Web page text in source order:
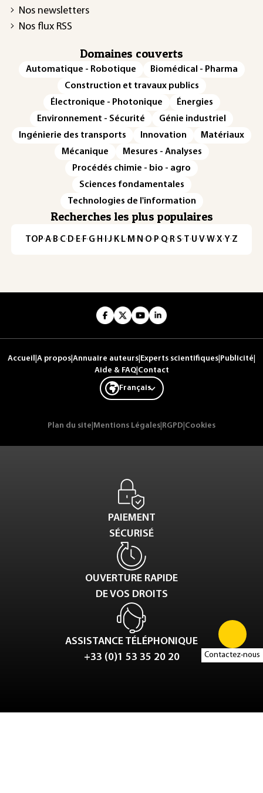
Contactez-nous
Nos newsletters
Nos flux RSS
Domaines couverts
Automatique - Robotique
Biomédical - Pharma
Construction et travaux publics
Électronique - Photonique
Énergies
Environnement - Sécurité
Génie industriel
Ingénierie des transports
Innovation
Matériaux
Mécanique
Mesures - Analyses
Procédés chimie - bio - agro
Sciences fondamentales
Technologies de l'information
Recherches les plus populaires
TOP·A·B·C·D·E·F·G·H·I·J·K·L·M·N·O·P·Q·R·S·T·U·V·W·X·Y·Z
Accueil A propos Annuaire auteurs Experts scientifiques Publicité
Aide & FAQ| Contact
Français
Plan du site Mentions Légales RGPD Cookies
PAIEMENT
SÉCURISÉ
OUVERTURE RAPIDE
DE VOS DROITS
ASSISTANCE TÉLÉPHONIQUE
+33 (0)1 53 35 20 20